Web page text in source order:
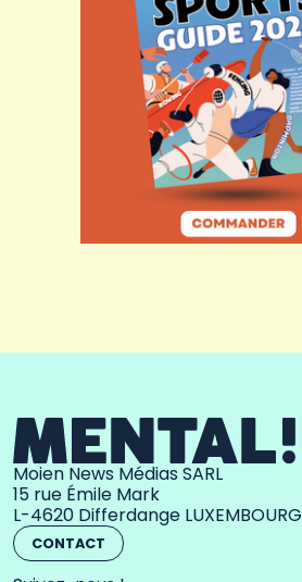
Moien News Médias SARL
15 rue Émile Mark
L-4620 Differdange LUXEMBOURG
CONTACT